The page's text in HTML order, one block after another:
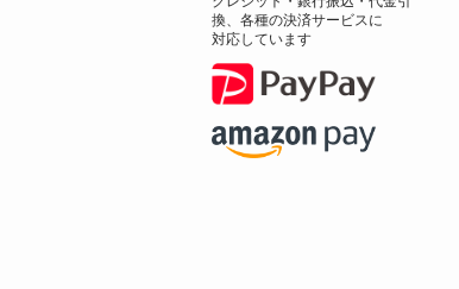
換、各種の決済サービスに
対応しています